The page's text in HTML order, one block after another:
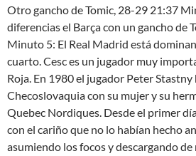
Otro gancho de Tomic, 28-29 21:37
diferencias el Barça con un gancho de
Minuto 5: El Real Madrid está
cuarto. Cesc es un jugador muy
Roja. En 1980 el jugador Peter Stastny
Checoslovaquia con su mujer y su
Quebec Nordiques. Desde el primer
con el cariño que no lo habían hecho
asumiendo los focos y descargando